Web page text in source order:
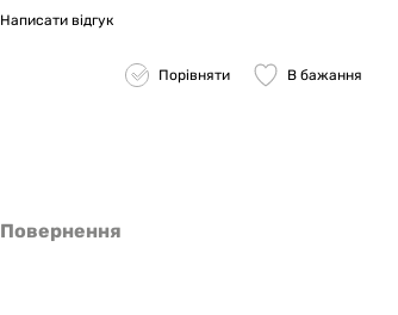
Написати відгук
Порівняти В бажання
Повернення